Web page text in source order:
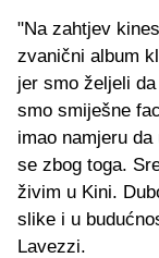
"Na zahtjev
zvanični album
jer smo željeli
smo smiješne
imao namjeru
se zbog toga.
živim u Kini.
slike i u
Lavezzi.